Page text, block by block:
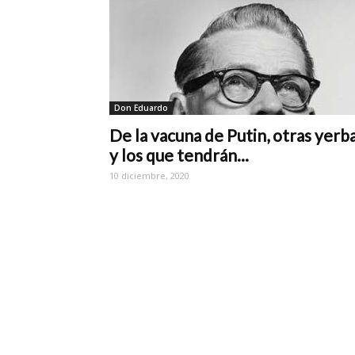
Don Eduardo
De la vacuna de Putin, otras
y los que tendrán...
10 diciembre, 2020